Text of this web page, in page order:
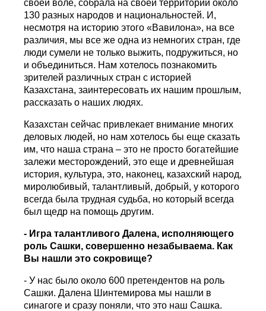
своей воле, собрала на своей территории около
130 разных народов и национальностей. И,
несмотря на историю этого «Вавилона», на все
различия, мы все же одна из немногих стран, где
люди сумели не только выжить, подружиться, но
и объединиться. Нам хотелось познакомить
зрителей различных стран с историей
Казахстана, заинтересовать их нашим прошлым,
рассказать о наших людях.
Казахстан сейчас привлекает внимание многих
деловых людей, но нам хотелось бы еще сказать
им, что наша страна – это не просто богатейшие
залежи месторождений, это еще и древнейшая
история, культура, это, наконец, казахский народ,
миролюбивый, талантливый, добрый, у которого
всегда была трудная судьба, но который всегда
был щедр на помощь другим.
- Игра талантливого Далена, исполняющего
роль Сашки, совершенно незабываема. Как
Вы нашли это сокровище?
- У нас было около 600 претендентов на роль
Сашки. Далена Шинтемирова мы нашли в
синагоге и сразу поняли, что это наш Сашка.